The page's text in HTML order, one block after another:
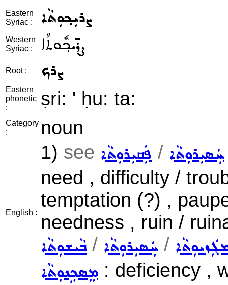
Eastern
Syriac :
ܨܪܝܼܟ݂ܘܼܬܵܐ
Western
Syriac :
ܨܪܺܝܟ݂ܽܘܬܳܐ
Root : ܨܪܟ
Eastern
phonetic
:
ṣri: ' ḥu: ta:
Category
:
noun
English :
1) see ܦܲܩܝܼܪܘܼܬܵܐ / ܚܲܣܝܼܪܘܼܬܵܐ
need , difficulty /
temptation (?) ,
needness , ruin /
ܒܵܝܫܘܼܬܵܐ/ ܚܲܣܝܼܪܘܼܬܵܐ /
ܡܸܣܟܹܢܘܼܬܵܐ : deficiency ,